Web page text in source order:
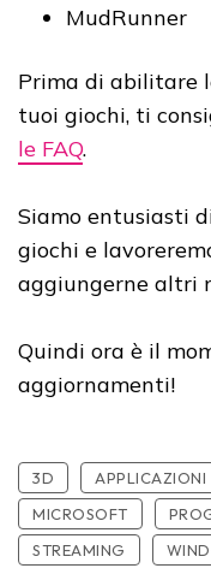
MudRunner
Prima di abilitare
tuoi giochi, ti
le FAQ.
Siamo entusiasti
giochi e
aggiungerne altri
Quindi ora è il
aggiornamenti!
3D APPLICAZIONI
MICROSOFT
STREAMING